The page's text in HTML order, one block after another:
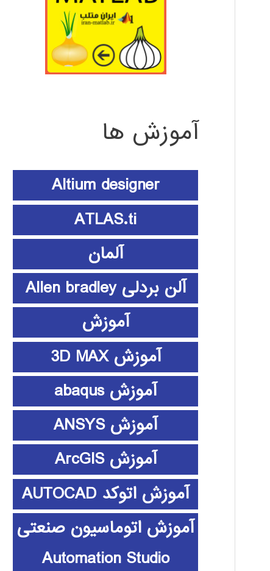
آموزش ها
Altium designer
ATLAS.ti
آلمان
آلن بردلی Allen bradley
آموزش
آموزش 3D MAX
آموزش abaqus
آموزش ANSYS
آموزش ArcGIS
آموزش اتوکد AUTOCAD
آموزش اتوماسیون صنعتی
Automation Studio